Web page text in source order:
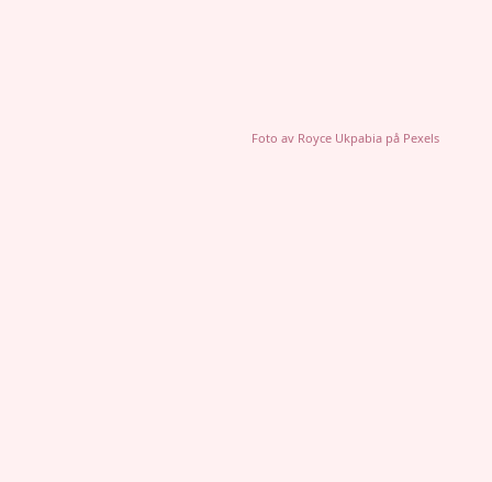
Foto av Royce Ukpabiapå Pexels